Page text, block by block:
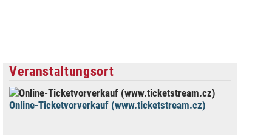
Veranstaltungsort
Online-Ticketvorverkauf (www.ticketstream.cz)